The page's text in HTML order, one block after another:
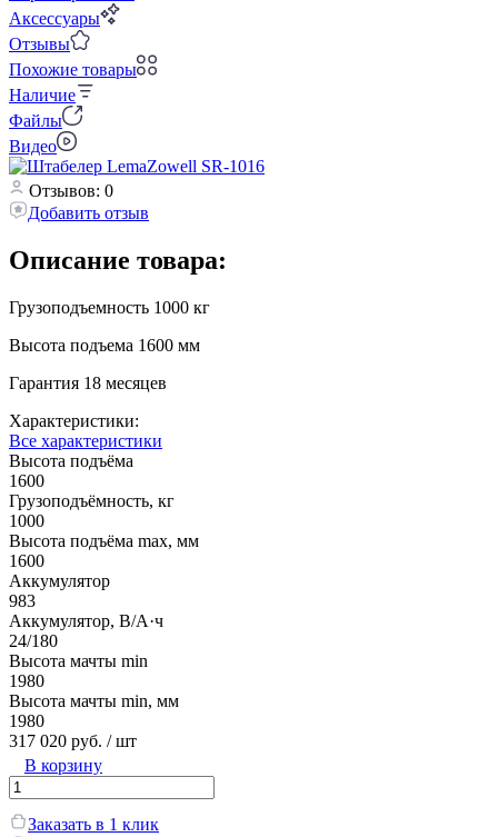
Аксессуары
Отзывы
Похожие товары
Наличие
Файлы
Видео
Отзывов: 0
Добавить отзыв
Описание товара:
Грузоподъемность 1000 кг
Высота подъема 1600 мм
Гарантия 18 месяцев
Характеристики:
Все характеристики
Высота подъёма
1600
Грузоподъёмность, кг
1000
Высота подъёма max, мм
1600
Аккумулятор
983
Аккумулятор, В/А·ч
24/180
Высота мачты min
1980
Высота мачты min, мм
1980
317 020 руб. / шт
В корзину
Заказать в 1 клик